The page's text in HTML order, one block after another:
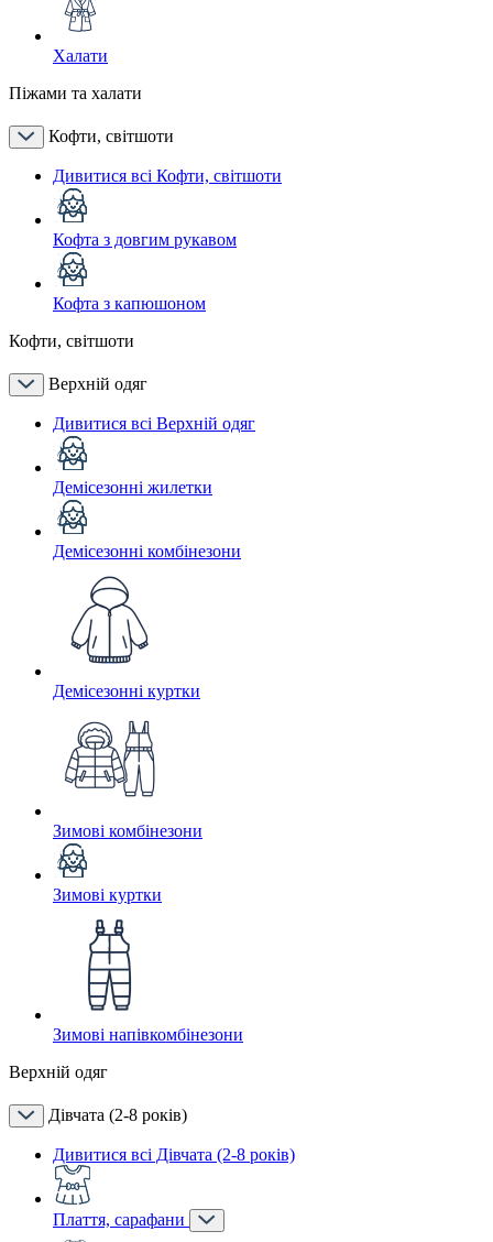
Халати
Піжами та халати
Кофти, світшоти
Дивитися всі Кофти, світшоти
Кофта з довгим рукавом
Кофта з капюшоном
Кофти, світшоти
Верхній одяг
Дивитися всі Верхній одяг
Демісезонні жилетки
Демісезонні комбінезони
Демісезонні куртки
Зимові комбінезони
Зимові куртки
Зимові напівкомбінезони
Верхній одяг
Дівчата (2-8 років)
Дивитися всі Дівчата (2-8 років)
Плаття, сарафани